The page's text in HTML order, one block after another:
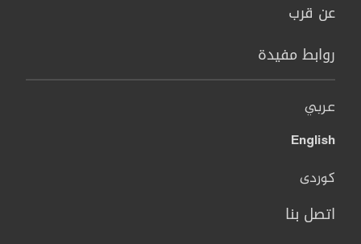
عن قرب
روابط مفيدة
عربي
English
کوردی
اتصل بنا